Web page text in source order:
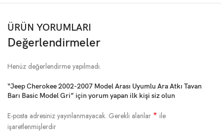
ÜRÜN YORUMLARI
Değerlendirmeler
Henüz değerlendirme yapılmadı.
“Jeep Cherokee 2002-2007 Model Arası Uyumlu Ara Atkı Tavan
Barı Basic Model Gri” için yorum yapan ilk kişi siz olun
E-posta adresiniz yayınlanmayacak. Gerekli alanlar * ile
işaretlenmişlerdir